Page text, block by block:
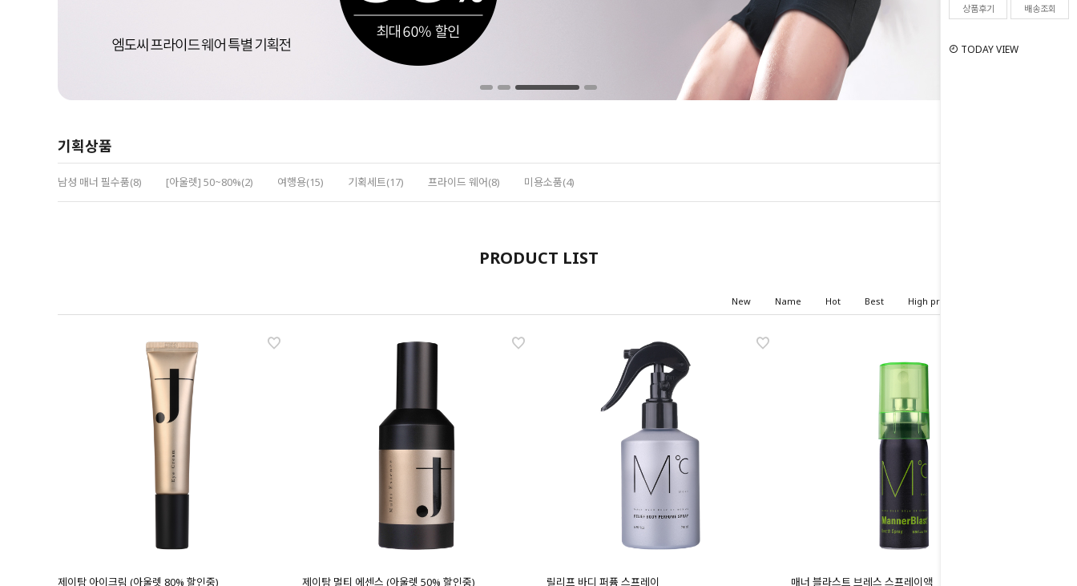
상품후기
배송조회
TODAY VIEW
기획상품
남성 매너 필수품(8) [아울렛] 50~80%(2) 여행용(15) 기획세트(17) 프라이드 웨어(8) 미용소품(4)
PRODUCT LIST
New Name Hot Best High price
제이탐 아이크림 (아울렛 80% 할인중) 제이탐 멀티 에센스 (아울렛 50% 할인중) 릴리프 바디 퍼퓸 스프레이 매너 블라스트 브레스 스프레이액